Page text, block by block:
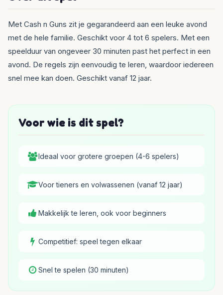
Met Cash n Guns zit je gegarandeerd aan een leuke avond
met de hele familie. Geschikt voor 4 tot 6 spelers. Met een
speelduur van ongeveer 30 minuten past het perfect in een
avond. De regels zijn eenvoudig te leren, waardoor iedereen
snel mee kan doen. Geschikt vanaf 12 jaar.
Voor wie is dit spel?
Ideaal voor grotere groepen (4-6 spelers)
Voor tieners en volwassenen (vanaf 12 jaar)
Makkelijk te leren, ook voor beginners
Competitief: speel tegen elkaar
Snel te spelen (30 minuten)